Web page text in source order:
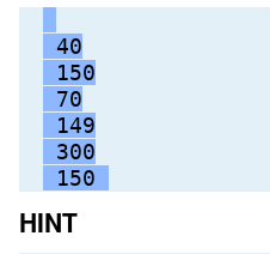
40
150
70
149
300
150
HINT